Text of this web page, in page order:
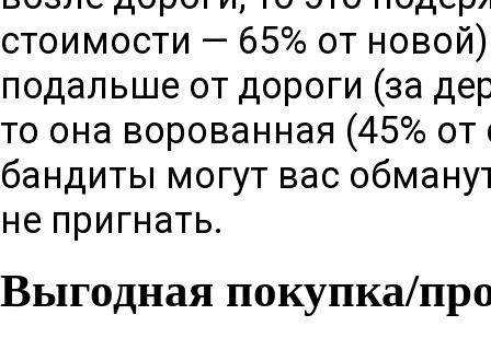
стоимости — 65% от
подальше от дороги (за
то она ворованная (45%
бандиты могут вас
не пригнать.
Выгодная покупка/